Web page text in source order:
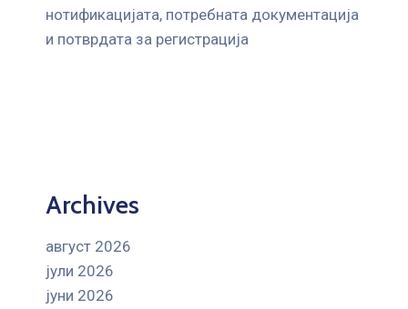
нотификацијата, потребната документација
и потврдата за регистрација
Archives
август 2026
јули 2026
јуни 2026